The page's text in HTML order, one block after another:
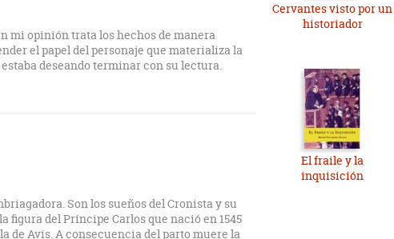
mi opinión trata los hechos de manera
el papel del personaje que materializa la
deseando terminar con su lectura.
Son los sueños del Cronista y su
figura del Príncipe Carlos que nació en 1545
de Avis. A consecuencia del parto muere la
Cervantes visto por un
historiador
El fraile y la
inquisición